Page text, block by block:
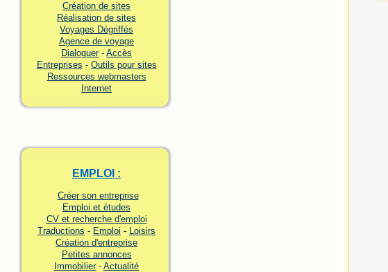
Création de sites
Réalisation de sites
Voyages Dégriffés
Agence de voyage
Dialoguer- Accès
Entreprises - Outils pour sites
Ressources webmasters
Internet
EMPLOI :
Créer son entreprise
Emploi et études
CV et recherche d'emploi
Traductions - Emploi - Loisirs
Création d'entreprise
Petites annonces
Immobilier - Actualité